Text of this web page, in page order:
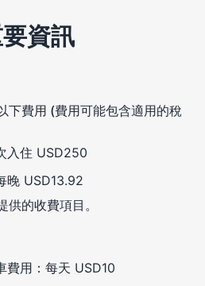
資訊
下費用 (費用可能包含適用的稅
入住 USD250
晚 USD13.92
的收費項目。
費用：每天 USD10